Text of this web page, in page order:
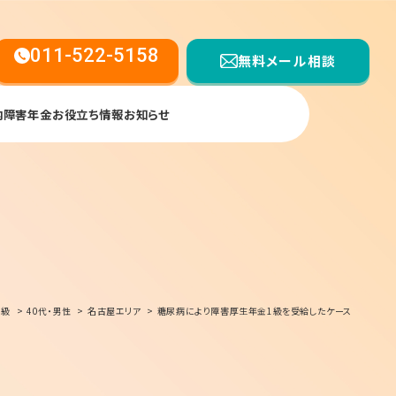
011-522-5158 無料メール相談
障害年金お役立ち情報お知らせ
40代・男性 名古屋エリア 糖尿病により障害厚生年金1級を受給したケース